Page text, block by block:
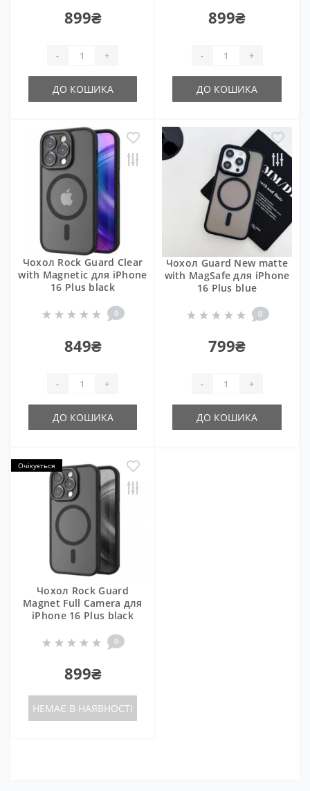
899₴
- +
ДО КОШИКА
899₴
- +
ДО КОШИКА
Чохол Rock Guard Clear
with Magnetic для iPhone
16 Plus black
0
849₴
- +
ДО КОШИКА
Чохол Guard New matte
with MagSafe для iPhone
16 Plus blue
0
799₴
- +
ДО КОШИКА
Очікується
Чохол Rock Guard
Magnet Full Camera для
iPhone 16 Plus black
0
899₴
НЕМАЄ В НАЯВНОСТІ